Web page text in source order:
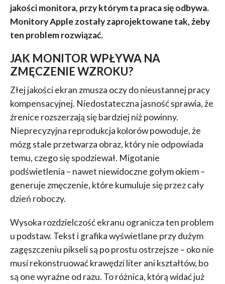
jakości monitora, przy którym ta praca się odbywa.
Monitory Apple zostały zaprojektowane tak, żeby
ten problem rozwiązać.
JAK MONITOR WPŁYWA NA
ZMĘCZENIE WZROKU?
Złej jakości ekran zmusza oczy do nieustannej pracy
kompensacyjnej. Niedostateczna jasność sprawia, że
źrenice rozszerzają się bardziej niż powinny.
Nieprecyzyjna reprodukcja kolorów powoduje, że
mózg stale przetwarza obraz, który nie odpowiada
temu, czego się spodziewał. Migotanie
podświetlenia – nawet niewidoczne gołym okiem –
generuje zmęczenie, które kumuluje się przez cały
dzień roboczy.
Wysoka rozdzielczość ekranu ogranicza ten problem
u podstaw. Tekst i grafika wyświetlane przy dużym
zagęszczeniu pikseli są po prostu ostrzejsze – oko nie
musi rekonstruować krawędzi liter ani kształtów, bo
są one wyraźne od razu. To różnica, którą widać już